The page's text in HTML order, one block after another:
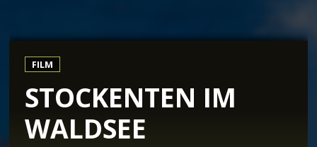
FILM
STOCKENTEN IM
WALDSEE